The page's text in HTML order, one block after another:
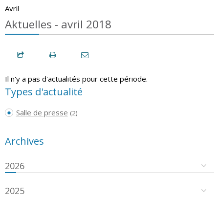
Avril
Aktuelles - avril 2018
Il n'y a pas d'actualités pour cette période.
Types d'actualité
Salle de presse (2)
Archives
2026
2025